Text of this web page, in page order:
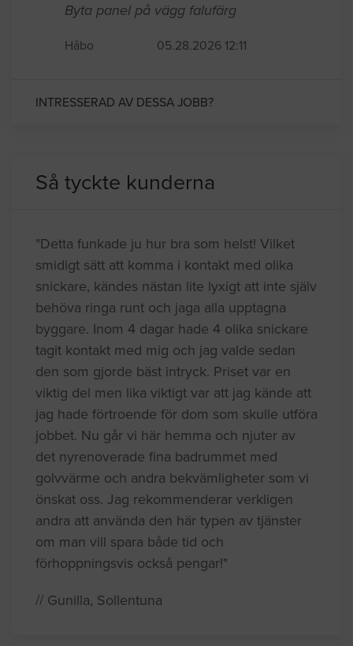
Byta panel på vägg falufärg
Håbo 05.28.2026 12:11
INTRESSERAD AV DESSA JOBB?
Så tyckte kunderna
"Detta funkade ju hur bra som helst! Vilket
smidigt sätt att komma i kontakt med olika
snickare, kändes nästan lite lyxigt att inte själv
behöva ringa runt och jaga alla upptagna
byggare. Inom 4 dagar hade 4 olika snickare
tagit kontakt med mig och jag valde sedan
den som gjorde bäst intryck. Priset var en
viktig del men lika viktigt var att jag kände att
jag hade förtroende för dom som skulle utföra
jobbet. Nu går vi här hemma och njuter av
det nyrenoverade fina badrummet med
golvvärme och andra bekvämligheter som vi
önskat oss. Jag rekommenderar verkligen
andra att använda den här typen av tjänster
om man vill spara både tid och
förhoppningsvis också pengar!"
// Gunilla, Sollentuna